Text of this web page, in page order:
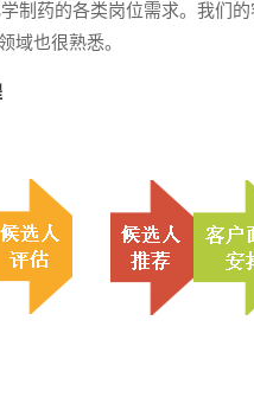
制药的各类岗位需求。我们
域也很熟悉。